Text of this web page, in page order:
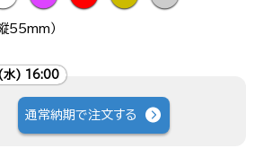
55mm）
水) 16:00
通常納期で注文する